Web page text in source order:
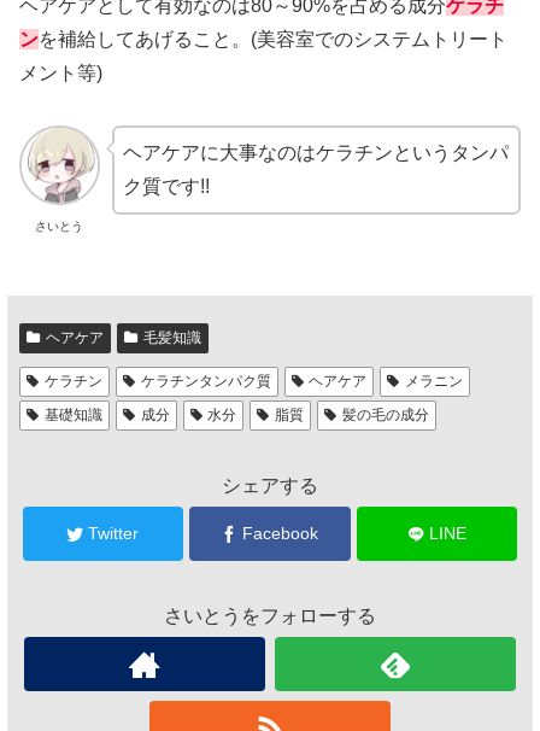
ヘアケアとして有効なのは80～90%を占める成分ケラチ
ンを補給してあげること。(美容室でのシステムトリート
メント等)
さいとう
ヘアケアに大事なのはケラチンというタンパ
ク質です!!
ヘアケア 毛髪知識
ケラチン ケラチンタンパク質 ヘアケア
メラニン
基礎知識
成分 水分 脂質 髪の毛の成分
シェアする
Twitter Facebook LINE
さいとうをフォローする